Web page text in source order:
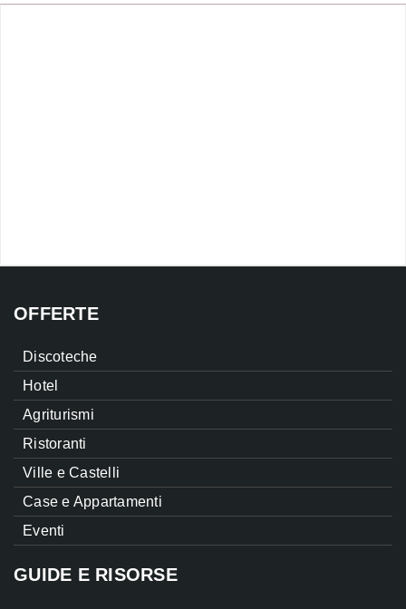
OFFERTE
Discoteche
Hotel
Agriturismi
Ristoranti
Ville e Castelli
Case e Appartamenti
Eventi
GUIDE E RISORSE